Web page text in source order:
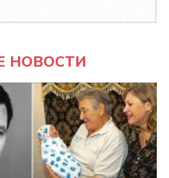
НОВОСТИ